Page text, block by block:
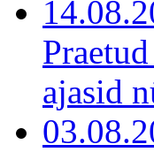
ajasid